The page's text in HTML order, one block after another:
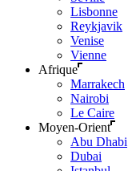
Lisbonne
Reykjavik
Venise
Vienne
Afrique
Marrakech
Nairobi
Le Caire
Moyen-Orient
Abu Dhabi
Dubai